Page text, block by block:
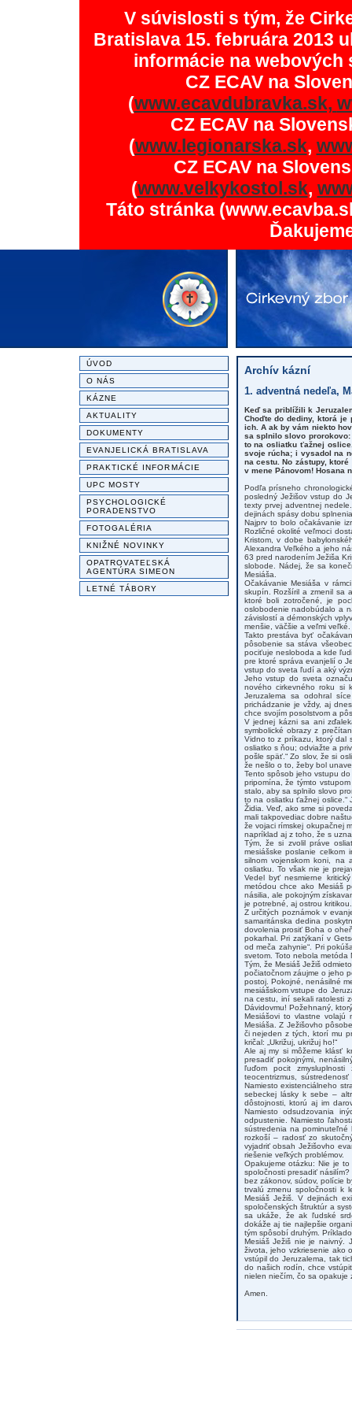
V súvislosti s tým, že
Bratislava 15. februára 2013
informácie na
CZ ECAV na
(www.ecavdubravka.sk,
CZ ECAV na
(www.legionarska.sk,
CZ ECAV na
(www.velkykostol.sk,
Táto stránka
ÚVOD
O NÁS
KÁZNE
AKTUALITY
DOKUMENTY
EVANJELICKÁ BRATISLAVA
PRAKTICKÉ INFORMÁCIE
UPC MOSTY
PSYCHOLOGICKÉ
PORADENSTVO
FOTOGALÉRIA
KNIŽNÉ NOVINKY
OPATROVATEĽSKÁ
AGENTÚRA SIMEON
LETNÉ TÁBORY
Archív kázní
1. adventná nedeľa,
Keď sa priblížili k
Choďte do dediny, ktorá
ich. A ak by vám niekto
sa splnilo slovo
to na osliatku ťažnej
svoje rúcha; i vysadol na
na cestu. No zástupy,
v mene Pánovom! Hosana
Podľa prísneho
posledný Ježišov vstup do
texty prvej adventnej
dejinách spásy dobu
Najprv to bolo očakávanie
Rozličné okolité veľmoci
Kristom, v dobe
Alexandra Veľkého a jeho
63 pred narodením Ježiša
slobode. Nádej, že sa
Mesiáša.
Očakávanie Mesiáša v
skupín. Rozšíril a zmenil sa
ktoré boli zotročené, je
oslobodenie nadobúdalo a
závislostí a démonských
menšie, väčšie a veľmi veľké.
Takto prestáva byť
pôsobenie sa stáva
pociťuje nesloboda a kde
pre ktoré správa evanjelií o
vstup do sveta ľudí a aký
Jeho vstup do sveta
nového cirkevného roku si
Jeruzalema sa odohral
prichádzanie je vždy, aj
chce svojím posolstvom a
V jednej kázni sa ani
symbolické obrazy z
Vidno to z príkazu, ktorý dal
osliatko s ňou; odviažte a
pošle späť.“ Zo slov, že si
že nešlo o to, žeby bol
Tento spôsob jeho vstupu
pripomína, že týmto
stalo, aby sa splnilo slovo
to na osliatku ťažnej
Židia. Veď, ako sme si
mali takpovediac dobre
že vojaci rímskej okupačnej
napríklad aj z toho, že s
Tým, že si zvolil práve
mesiášske poslanie celkom
silnom vojenskom koni, na
osliatku. To však nie je
Vedel byť nesmierne
metódou chce ako Mesiáš
násilia, ale pokojným
je potrebné, aj ostrou kritikou.
Z určitých poznámok v
samaritánska dedina
dovolenia prosiť Boha o
pokarhal. Pri zatýkaní v
od meča zahynie“. Pri
svetom. Toto nebola metóda
Tým, že Mesiáš Ježiš
počiatočnom záujme o jeho
postoj. Pokojné, nenásilné
mesiášskom vstupe do
na cestu, iní sekali ratolesti
Dávidovmu! Požehnaný,
Mesiášovi to vlastne volajú
Mesiáša. Z Ježišovho
či nejeden z tých, ktorí mu
kričal: „Ukrižuj, ukrižuj ho!“
Ale aj my si môžeme klásť
presadiť pokojnými,
ľuďom pocit
teocentrizmus,
Namiesto existenciálneho
sebeckej lásky k sebe –
dôstojnosti, ktorú aj im
Namiesto odsudzovania
odpustenie. Namiesto
sústredenia na pominuteľné
rozkoší – radosť zo
vyjadriť obsah Ježišovho
riešenie veľkých problémov.
Opakujeme otázku: Nie je
spoločnosti presadiť
bez zákonov, súdov, polície
trvalú zmenu spoločnosti k
Mesiáš Ježiš. V dejinách
spoločenských štruktúr a
sa ukáže, že ak ľudské
dokáže aj tie najlepšie
tým spôsobí druhým.
Mesiáš Ježiš nie je naivný.
života, jeho vzkriesenie ako
vstúpil do Jeruzalema, tak
do našich rodín, chce
nielen niečím, čo sa opakuje
Amen.